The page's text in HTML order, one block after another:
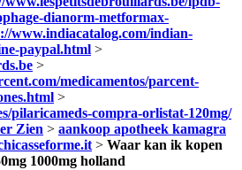
dianorm-metformax-
www.indiacatalog.com/indian-
paypal.html >
>
medicamentos/parcent-
>
pilaricameds-compra-orlistat-120mg/
Zien > aankoop apotheek kamagra
> Waar kan ik kopen
1000mg holland